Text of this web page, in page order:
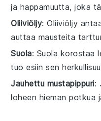
ja happamuutta, joka
Oliiviöljy: Oliiviöljy
auttaa mausteita
Suola: Suola korostaa
tuo esiin sen
Jauhettu mustapippuri:
loheen hieman potkua